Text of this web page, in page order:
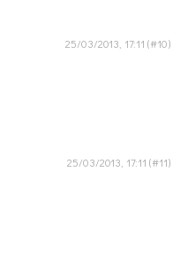
25/03/2013, 17:11
25/03/2013, 17:11